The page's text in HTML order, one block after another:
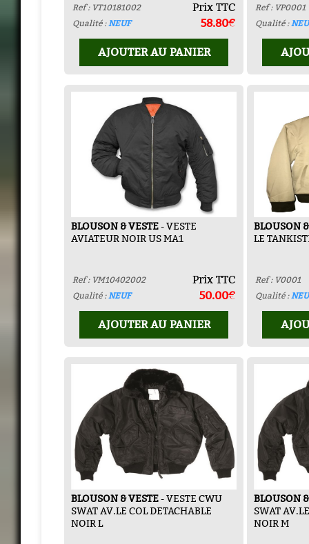
Ref : VT10181002 Prix TTC
Qualité :NEUF 58.80€
AJOUTER AU PANIER
Ref : VP0001
Qualité :
BLOUSON & VESTE- VESTE
AVIATEUR NOIR US MA1
Ref : VM10402002 Prix TTC
Qualité :NEUF 50.00€
AJOUTER AU PANIER
BLOUSON
LE
Ref : V0001
Qualité :
BLOUSON & VESTE- VESTE CWU
SWAT AV.LE COL DETACHABLE
NOIR L
BLOUSON
SWAT
NOIR M